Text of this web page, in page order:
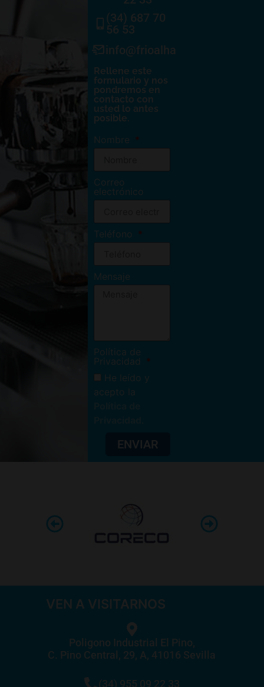
(34) 687 70
56 53
info@frioalhambra.com
Rellene este
formulario y nos
pondremos en
contacto con
usted lo antes
posible.
Nombre
Correo
electrónico
Teléfono
Mensaje
Política de
Privacidad
He leído y
acepto la
ENVIAR
VEN A VISITARNOS
Poligono Industrial El Pino,
C. Pino Central, 29, A, 41016 Sevilla
(34) 955 09 22 33